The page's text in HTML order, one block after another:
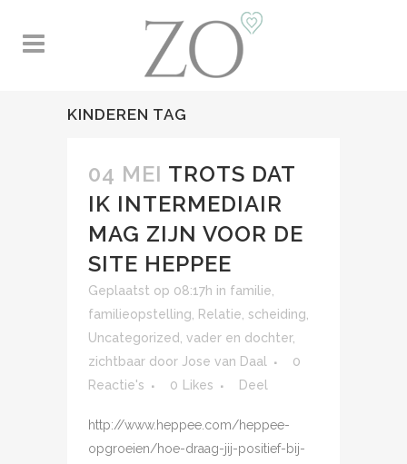
KINDEREN TAG
04 MEI TROTS DAT
IK INTERMEDIAIR
MAG ZIJN VOOR DE
SITE HEPPEE
Geplaatst op 08:17h in familie
familieopstelling
Relatie scheiding
Uncategorized vader en dochter,
zichtbaar door Jose van Daal
0
Reactie's
0 Likes Deel
http://www.heppee.com/heppee-
opgroeien/hoe-draag-jij-positief-bij-